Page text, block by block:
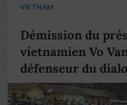
VIETNAM
Démission du
vietnamien Vo
défenseur du
pape François